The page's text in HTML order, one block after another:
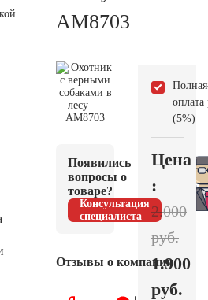
AM8703
Появились
вопросы о
товаре?
Консультация
специалиста
Отзывы о компании
Полная
оплата
(5%)
Цена
:
2.000
руб.
1.900
руб.